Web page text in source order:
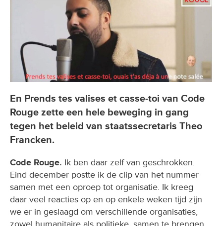
En Prends tes valises et casse-toi van Code
Rouge zette een hele beweging in gang
tegen het beleid van staatssecretaris Theo
Francken.
Code Rouge. Ik ben daar zelf van geschrokken.
Eind december postte ik de clip van het nummer
samen met een oproep tot organisatie. Ik kreeg
daar veel reacties op en op enkele weken tijd zijn
we er in geslaagd om verschillende organisaties,